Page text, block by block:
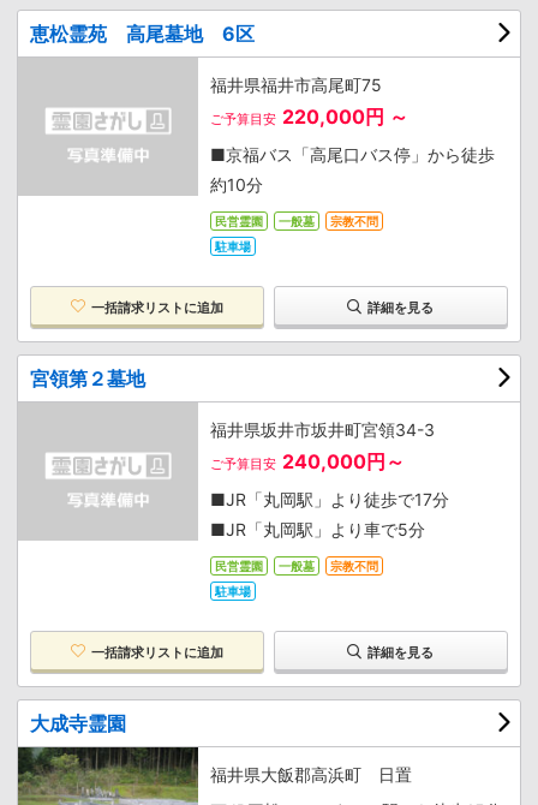
恵松霊苑 高尾墓地 6区
福井県福井市高尾町75
ご予算目安 220,000円 ～
■京福バス「高尾口バス停」から徒歩
約10分
民営霊園 一般墓
宗教不問
駐車場
一括請求リストに追加 詳細を見る
宮領第２墓地
福井県坂井市坂井町宮領34-3
ご予算目安 240,000円～
■JR「丸岡駅」より徒歩で17分
■JR「丸岡駅」より車で5分
民営霊園 一般墓
宗教不問
駐車場
一括請求リストに追加 詳細を見る
大成寺霊園
福井県大飯郡高浜町 日置